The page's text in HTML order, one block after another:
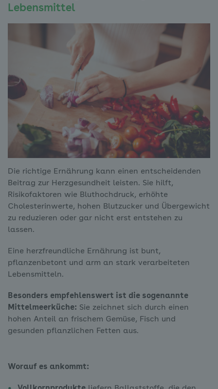
Lebensmittel
Die richtige Ernährung kann einen entscheidenden
Beitrag zur Herzgesundheit leisten. Sie hilft,
Risikofaktoren wie Bluthochdruck, erhöhte
Cholesterinwerte, hohen Blutzucker und Übergewicht
zu reduzieren oder gar nicht erst entstehen zu
lassen.
Eine herzfreundliche Ernährung ist bunt,
pflanzenbetont und arm an stark verarbeiteten
Lebensmitteln.
Besonders empfehlenswert ist die sogenannte
Mittelmeerküche: Sie zeichnet sich durch einen
hohen Anteil an frischem Gemüse, Fisch und
gesunden pflanzlichen Fetten aus.
Worauf es ankommt: